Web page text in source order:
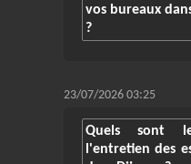
vos bureaux
?
23/07/2026 03:25
Quels sont
l'entretien des